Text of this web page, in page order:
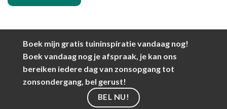
Boek mijn gratis tuininspiratie vandaag nog!
Boek vandaag nog je afspraak, je kan ons
bereiken iedere dag van zonsopgang tot
zonsondergang, bel gerust!
BEL NU!